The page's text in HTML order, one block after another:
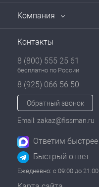
Компания
Контакты
8 (800) 555 25 61
бесплатно по России
8 (925) 066 56 50
Обратный звонок
Email: zakaz@fissman.ru
Ответим быстрее
Быстрый ответ
Ежедневно: с 09:00 до 21:00